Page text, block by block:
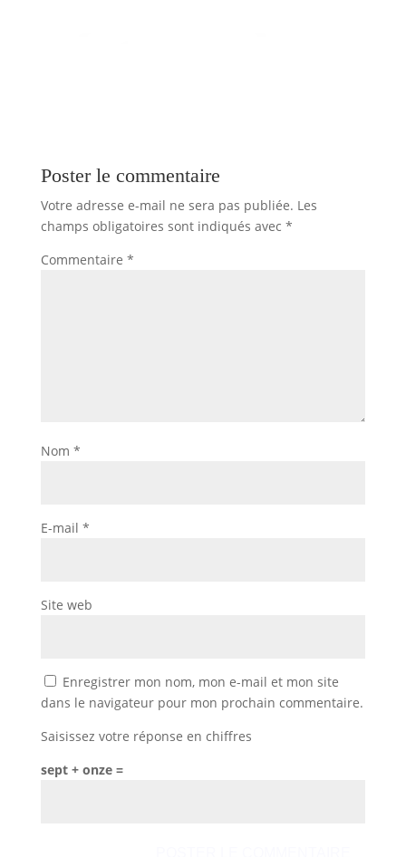
Poster le commentaire
Votre adresse e-mail ne sera pas publiée. Les
champs obligatoires sont indiqués avec *
Commentaire *
Nom *
E-mail *
Site web
Enregistrer mon nom, mon e-mail et mon site
dans le navigateur pour mon prochain commentaire.
Saisissez votre réponse en chiffres
sept + onze =